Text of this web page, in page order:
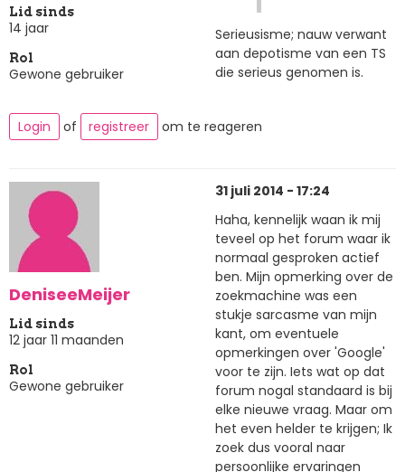
Lid sinds
14 jaar
Rol
Gewone gebruiker
Serieusisme; nauw verwant
aan depotisme van een TS
die serieus genomen is.
Login of registreer om te reageren
DeniseeMeijer
Lid sinds
12 jaar 11 maanden
Rol
Gewone gebruiker
31 juli 2014 - 17:24
Haha, kennelijk waan ik mij
teveel op het forum waar ik
normaal gesproken actief
ben. Mijn opmerking over de
zoekmachine was een
stukje sarcasme van mijn
kant, om eventuele
opmerkingen over 'Google'
voor te zijn. Iets wat op dat
forum nogal standaard is bij
elke nieuwe vraag. Maar om
het even helder te krijgen; Ik
zoek dus vooral naar
persoonlijke ervaringen